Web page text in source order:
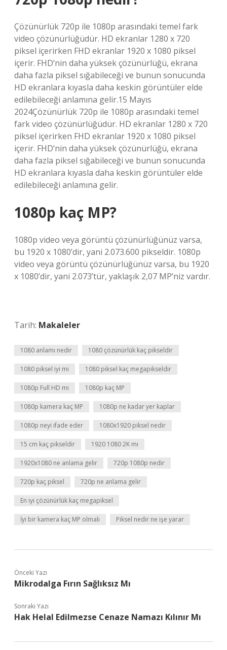
Çözünürlük 720p ile 1080p arasındaki temel fark
video çözünürlüğüdür. HD ekranlar 1280 x 720
piksel içerirken FHD ekranlar 1920 x 1080 piksel
içerir. FHD’nin daha yüksek çözünürlüğü, ekrana
daha fazla piksel sığabileceği ve bunun sonucunda
HD ekranlara kıyasla daha keskin görüntüler elde
edilebileceği anlamına gelir.15 Mayıs
2024Çözünürlük 720p ile 1080p arasındaki temel
fark video çözünürlüğüdür. HD ekranlar 1280 x 720
piksel içerirken FHD ekranlar 1920 x 1080 piksel
içerir. FHD’nin daha yüksek çözünürlüğü, ekrana
daha fazla piksel sığabileceği ve bunun sonucunda
HD ekranlara kıyasla daha keskin görüntüler elde
edilebileceği anlamına gelir.
1080p kaç MP?
1080p video veya görüntü çözünürlüğünüz varsa,
bu 1920 x 1080’dir, yani 2.073.600 pikseldir. 1080p
video veya görüntü çözünürlüğünüz varsa, bu 1920
x 1080’dir, yani 2.073’tür, yaklaşık 2,07 MP’niz vardır.
Tarih: Makaleler
1080 anlamı nedir 1080 çözünürlük kaç pikseldir
1080 piksel iyi mi 1080 piksel kaç megapikseldir
1080p Full HD mi 1080p kaç MP
1080p kamera kaç MP 1080p ne kadar yer kaplar
1080p neyi ifade eder 1080x1920 piksel nedir
15 cm kaç pikseldir 1920 1080 2K mı
1920x1080 ne anlama gelir 720p 1080p nedir
720p kaç piksel 720p ne anlama gelir
En iyi çözünürlük kaç megapiksel
İyi bir kamera kaç MP olmalı Piksel nedir ne işe yarar
Önceki Yazı
Mikrodalga Fırın Sağlıksız Mı
Sonraki Yazı
Hak Helal Edilmezse Cenaze Namazı Kılınır Mı